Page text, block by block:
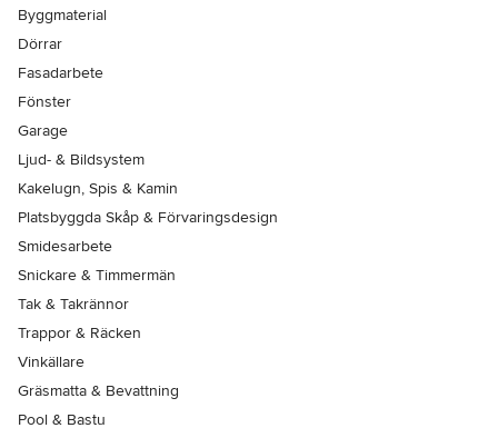
Byggmaterial
Dörrar
Fasadarbete
Fönster
Garage
Ljud- & Bildsystem
Kakelugn, Spis & Kamin
Platsbyggda Skåp & Förvaringsdesign
Smidesarbete
Snickare & Timmermän
Tak & Takrännor
Trappor & Räcken
Vinkällare
Gräsmatta & Bevattning
Pool & Bastu